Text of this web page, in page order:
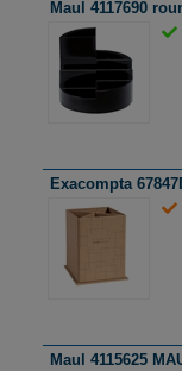
Maul 4117690
Exacompta
Maul 4115625